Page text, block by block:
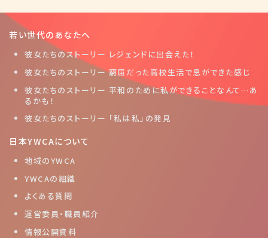
若い世代のあなたへ
彼女たちのストーリー レジェンドに出会えた！
彼女たちのストーリー 窮屈だった高校生活で息ができた感じ
彼女たちのストーリー 平和のために私ができることなんて…あ
るかも！
彼女たちのストーリー 「私は私」の発見
日本YWCAについて
地域のYWCA
YWCAの組織
よくある質問
運営委員・職員紹介
情報公開資料